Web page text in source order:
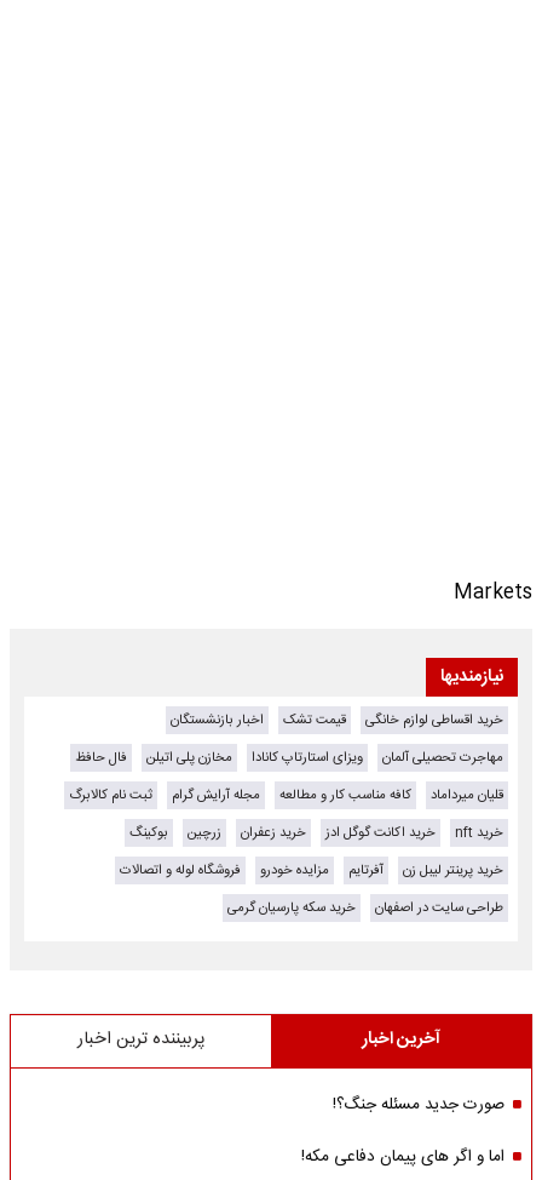
Markets
نیازمندیها
خرید اقساطی لوازم خانگی قیمت تشک
اخبار بازنشستگان
مهاجرت تحصیلی آلمان
ویزای استارتاپ کانادا مخازن پلی اتیلن
فال حافظ
قلیان میرداماد
کافه مناسب کار و مطالعه مجله آرایش گرام
ثبت نام کالابرگ
خرید nft
خرید اکانت گوگل ادز خرید زعفران زرچین
بوکینگ
خرید پرینتر لیبل زن
آفرتایم مزایده خودرو
فروشگاه لوله و اتصالات
طراحی سایت در اصفهان
خرید سکه پارسیان گرمی
آخرین اخبار پربیننده ترین اخبار
صورت جدید مسئله جنگ؟!
اما و اگر های پیمان دفاعی مکه!